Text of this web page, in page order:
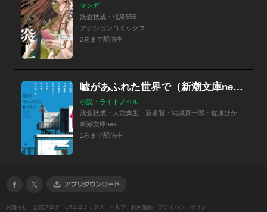
マンガ
浅倉秋成・桜鳥556
アクションコミックス
2巻まで配信中
嘘があふれた世界で（新潮文庫nex）
小説・ライトノベル
新潮文庫nex
1巻まで配信中
お知らせ 公式ブログ LINEコミックス ヘルプ 利用規約 プライバシーポリシー